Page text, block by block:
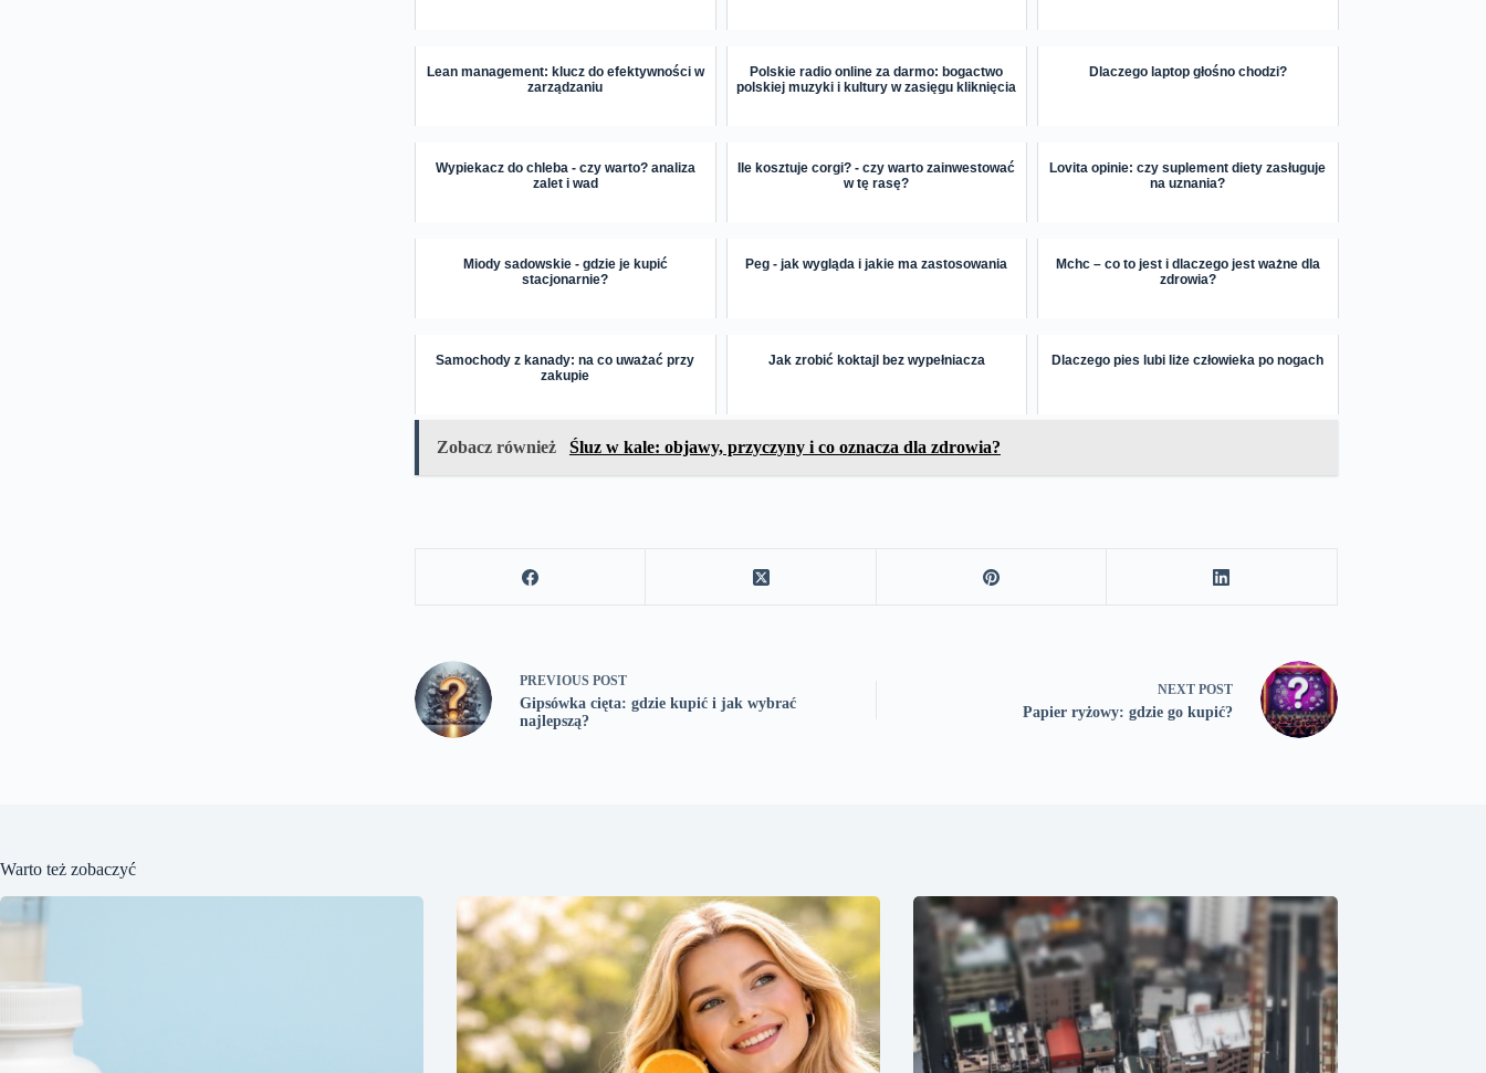
Lean management: klucz do efektywności w
zarządzaniu
Polskie radio online za darmo: bogactwo
polskiej muzyki i kultury w zasięgu kliknięcia
Dlaczego laptop głośno chodzi?
Wypiekacz do chleba - czy warto? analiza
zalet i wad
Ile kosztuje corgi? - czy warto zainwestować
w tę rasę?
Lovita opinie: czy suplement diety zasługuje
na uznania?
Miody sadowskie - gdzie je kupić
stacjonarnie?
Peg - jak wygląda i jakie ma zastosowania
Mchc – co to jest i dlaczego jest ważne dla
zdrowia?
Samochody z kanady: na co uważać przy
zakupie
Jak zrobić koktajl bez wypełniacza Dlaczego pies lubi liże człowieka po nogach
Zobacz również Śluz w kale: objawy, przyczyny i co oznacza dla zdrowia?
PREVIOUS POST
Gipsówka cięta: gdzie kupić i jak wybrać
najlepszą?
NEXT POST
Papier ryżowy: gdzie go kupić?
Warto też zobaczyć